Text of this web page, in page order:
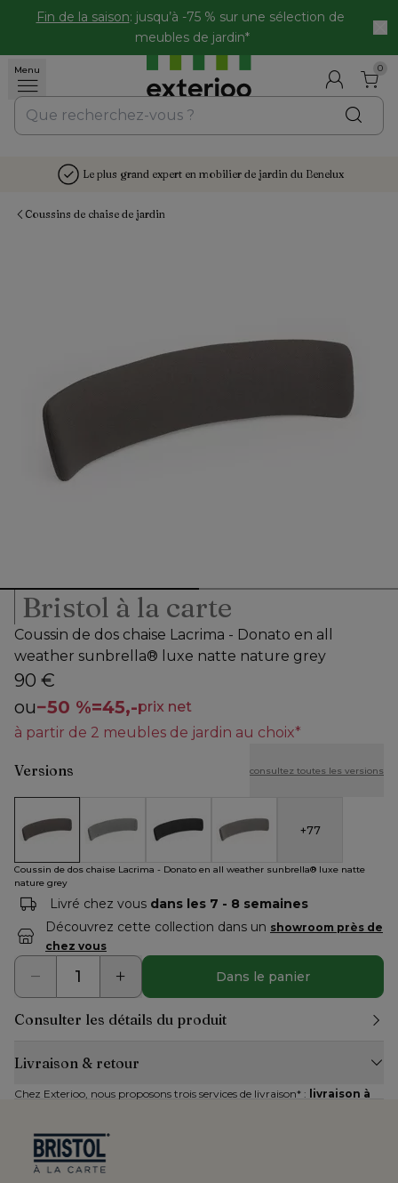
Fin de la saison: jusqu’à -75 % sur une sélection de
meubles de jardin*
Menu 0
Le plus grand expert en mobilier de jardin du Benelux
Coussins de chaise de jardin
Bristol à la carte
Coussin de dos chaise Lacrima - Donato en all
weather sunbrella® luxe natte nature grey
90 €
ou−50 %=45,-prix net
à partir de 2 meubles de jardin au choix*
Versions consultez toutes les versions
Coussin de dos chaise Lacrima - Donato en all weather
Coussin de dos chaise Lacrima - Donato en all
Coussin de dos chaise Lacrima -
Coussin de dos chaise
+77
Coussin de dos chaise Lacrima - Donato en all weather sunbrella® luxe natte
nature grey
Livré chez vous dans les 7 - 8 semaines
Découvrez cette collection dans un showroom près de
chez vous
Dans le panier
Consulter les détails du produit
Livraison & retour
Chez Exterioo, nous proposons trois services de livraison* : livraison à
prix dépend du service choisi et du montant total de votre commande.
La livraison des articles volumineux est disponible à partir de 19,95 € et
est gratuite pour les commandes plus élevées.